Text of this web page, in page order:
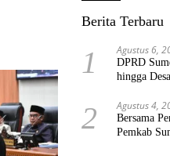
Berita Terbaru
1 Agustus 6,
DPRD
hingga
2 Agustus 4,
Bersama
Pemkab